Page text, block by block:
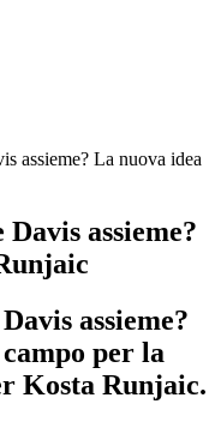
assieme? La nuova idea
assieme?
assieme?
per la
Kosta Runjaic.